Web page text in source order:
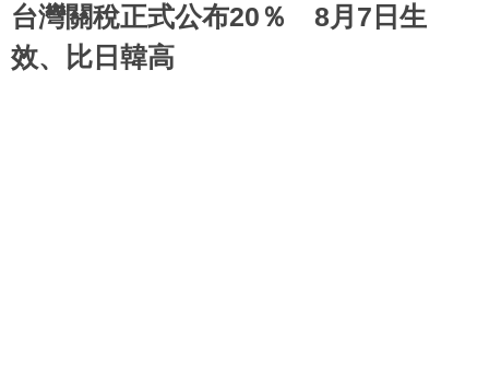
台灣關稅正式公布20％ 8月7日生
效、比日韓高